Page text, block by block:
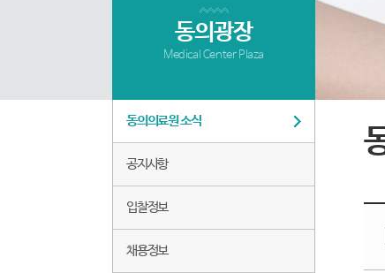
동의광장
Medical Center Plaza
동의의료원 소식
공지사항
입찰정보
채용정보